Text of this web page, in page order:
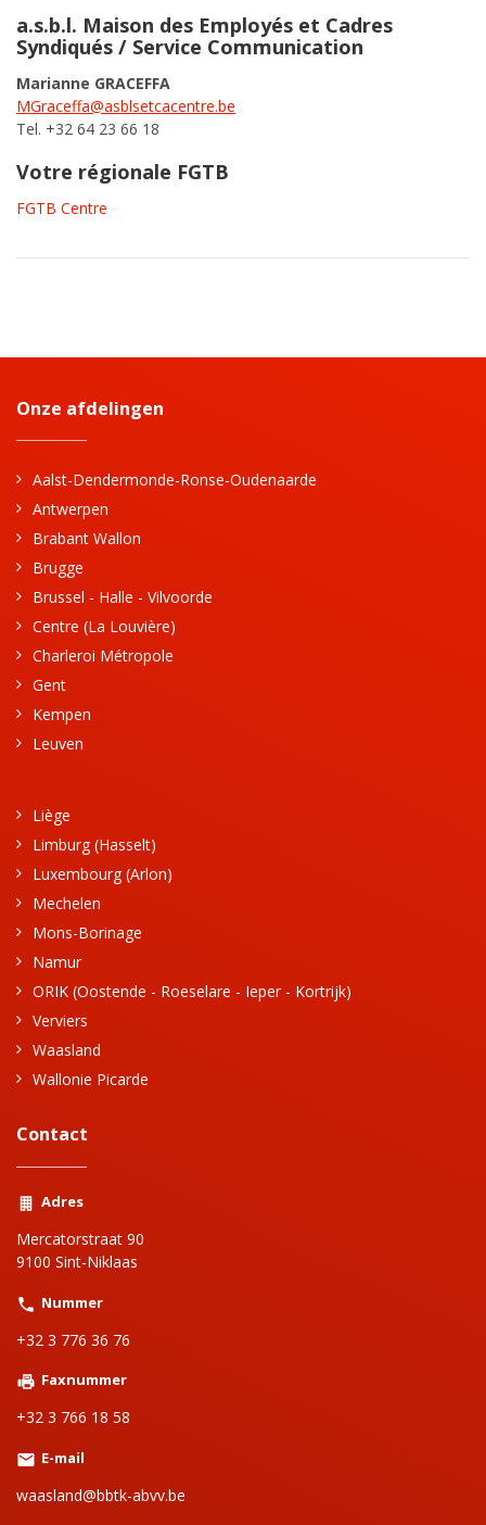
a.s.b.l. Maison des Employés et Cadres
Syndiqués / Service Communication
Marianne GRACEFFA
MGraceffa@asblsetcacentre.be
Tel. +32 64 23 66 18
Votre régionale FGTB
FGTB Centre
Onze afdelingen
Aalst-Dendermonde-Ronse-Oudenaarde
Antwerpen
Brabant Wallon
Brugge
Brussel - Halle - Vilvoorde
Centre (La Louvière)
Charleroi Métropole
Gent
Kempen
Leuven
Liège
Limburg (Hasselt)
Luxembourg (Arlon)
Mechelen
Mons-Borinage
Namur
ORIK (Oostende - Roeselare - Ieper - Kortrijk)
Verviers
Waasland
Wallonie Picarde
Contact
Adres
Mercatorstraat 90
9100 Sint-Niklaas
Nummer
+32 3 776 36 76
Faxnummer
+32 3 766 18 58
E-mail
waasland@bbtk-abvv.be